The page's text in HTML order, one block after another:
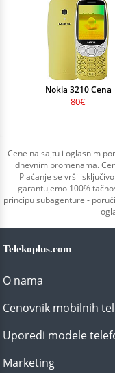
Nokia 3210 Cena
80€
Cene na sajtu i oglasnim
dnevnim promenama.
Plaćanje se vrši
garantujemo 100%
principu subagenture -
Telekoplus.com
O nama
Cenovnik mobilnih
Uporedi modele
Marketing